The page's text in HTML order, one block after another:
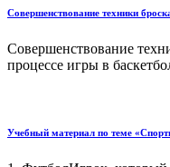
Совершенствование техники
Совершенствование
процессе игры в
Учебный материал по теме